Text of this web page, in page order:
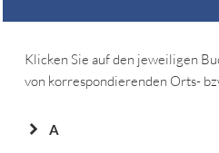
Klicken Sie auf den jeweiligen
von korrespondierenden Orts-
A